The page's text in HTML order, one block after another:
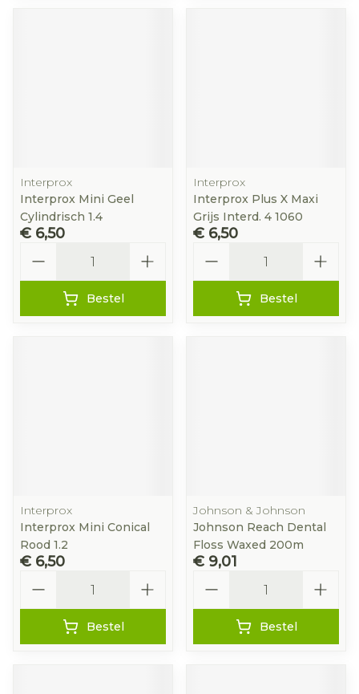
Interprox
Interprox Mini Geel
Cylindrisch 1.4
€ 6,50
Bestel
Interprox
Interprox Plus X Maxi
Grijs Interd. 4 1060
€ 6,50
Bestel
Interprox
Interprox Mini Conical
Rood 1.2
€ 6,50
Bestel
Johnson & Johnson
Johnson Reach Dental
Floss Waxed 200m
€ 9,01
Bestel